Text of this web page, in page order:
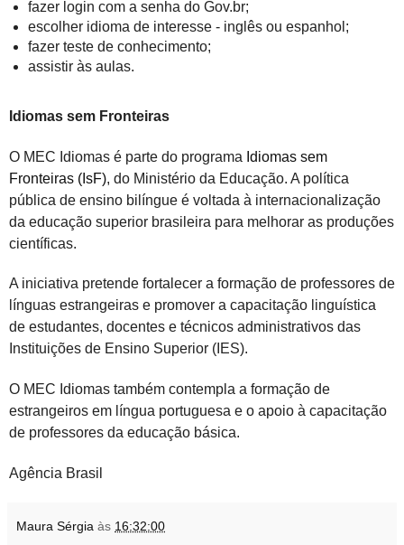
fazer login com a senha do Gov.br;
escolher idioma de interesse - inglês ou espanhol;
fazer teste de conhecimento;
assistir às aulas.
Idiomas sem Fronteiras
O MEC Idiomas é parte do programa Idiomas sem
Fronteiras (IsF), do Ministério da Educação. A política
pública de ensino bilíngue é voltada à internacionalização
da educação superior brasileira para melhorar as produções
científicas.
A iniciativa pretende fortalecer a formação de professores de
línguas estrangeiras e promover a capacitação linguística
de estudantes, docentes e técnicos administrativos das
Instituições de Ensino Superior (IES).
O MEC Idiomas também contempla a formação de
estrangeiros em língua portuguesa e o apoio à capacitação
de professores da educação básica.
Agência Brasil
Maura Sérgia às 16:32:00